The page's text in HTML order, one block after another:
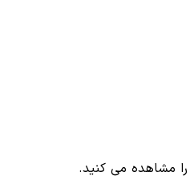
مشاهده می کنید.